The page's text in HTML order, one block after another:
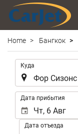
Home Бангкок
Куда
Дата прибытия
Дата отъезда